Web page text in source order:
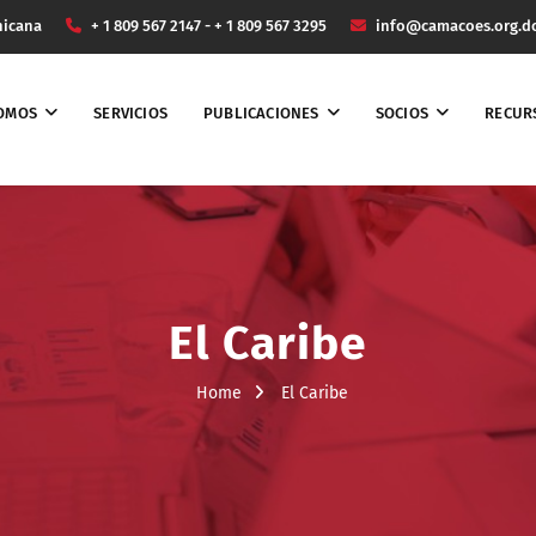
+ 1 809 567 2147 - + 1 809 567 3295
SERVICIOS PUBLICACIONES SOCIOS
El Caribe
Home El Caribe